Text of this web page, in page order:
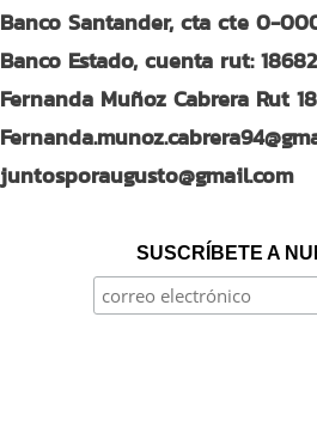
Banco Santander, cta cte 0-
Banco Estado, cuenta rut:
Fernanda Muñoz Cabrera Rut
juntosporaugusto@gmail.com
SUSCRÍBETE A